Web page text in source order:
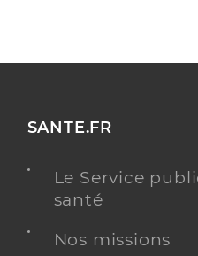
SANTE.FR
Le Service
santé
Nos missions